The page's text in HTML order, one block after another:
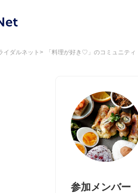
イダルネット 「料理が好き♡」のコミュニティ
参加メンバー